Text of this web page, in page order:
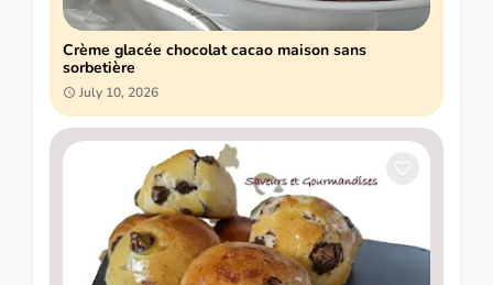
Crème glacée chocolat cacao maison sans
sorbetière
July 10, 2026